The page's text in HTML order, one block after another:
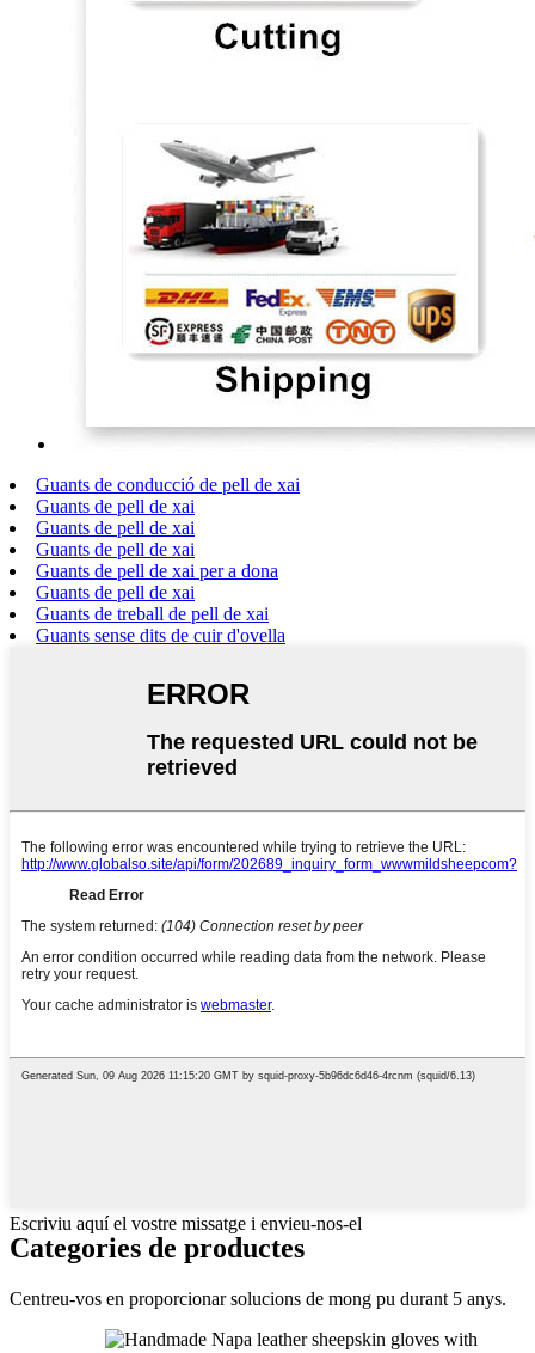
Guants de conducció de pell de xai
Guants de pell de xai
Guants de pell de xai
Guants de pell de xai
Guants de pell de xai per a dona
Guants de pell de xai
Guants de treball de pell de xai
Guants sense dits de cuir d'ovella
Escriviu aquí el vostre missatge i envieu-nos-el
Categories de productes
Centreu-vos en proporcionar solucions de mong pu durant 5 anys.